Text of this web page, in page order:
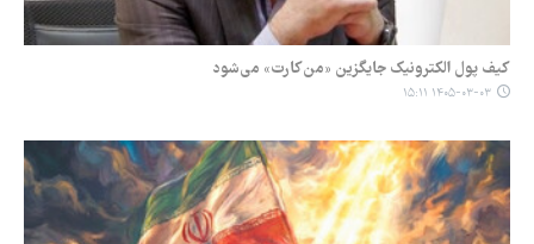
کیف پول الکترونیک جایگزین «من‌کارت» می‌شود
۱۴۰۵-۰۳-۰۳ ۱۵:۱۱